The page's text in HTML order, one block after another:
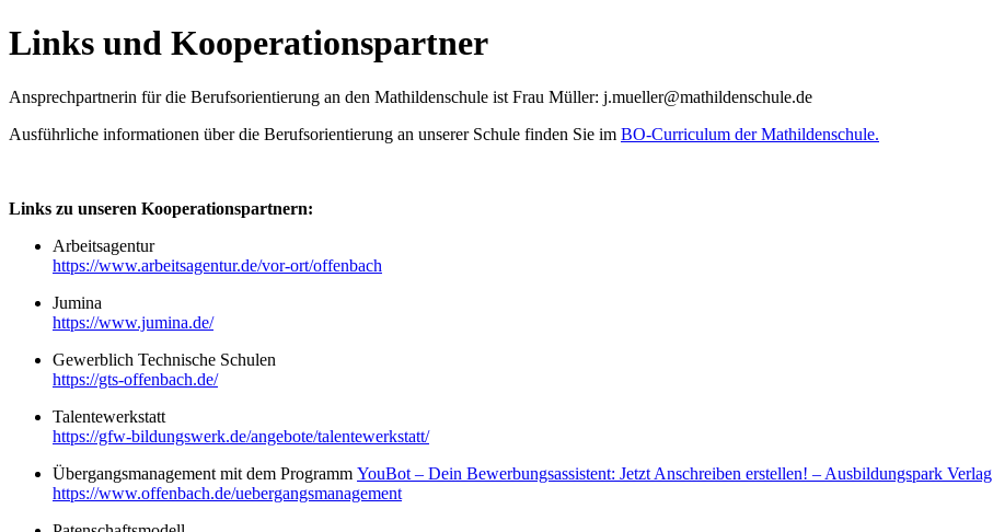
Links und Kooperationspartner
Ansprechpartnerin für die Berufsorientierung an den Mathildenschule ist Frau Müller: j.mueller@mathildenschule.de
Ausführliche informationen über die Berufsorientierung an unserer Schule finden Sie im BO-Curriculum der Mathildenschule.
Links zu unseren Kooperationspartnern:
Arbeitsagentur
https://www.arbeitsagentur.de/vor-ort/offenbach
Jumina
https://www.jumina.de/
Gewerblich Technische Schulen
https://gts-offenbach.de/
Talentewerkstatt
https://gfw-bildungswerk.de/angebote/talentewerkstatt/
Übergangsmanagement mit dem Programm YouBot – Dein Bewerbungsassistent: Jetzt Anschreiben erstellen! – Ausbildungspark Verlag
https://www.offenbach.de/uebergangsmanagement